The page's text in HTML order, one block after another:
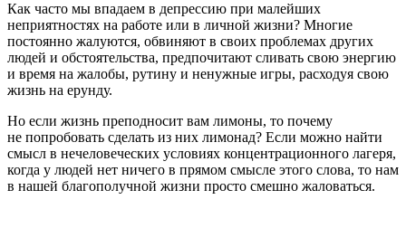
Как часто мы впадаем в депрессию при малейших
неприятностях на работе или в личной жизни? Многие
постоянно жалуются, обвиняют в своих проблемах других
людей и обстоятельства, предпочитают сливать свою энергию
и время на жалобы, рутину и ненужные игры, расходуя свою
жизнь на ерунду.
Но если жизнь преподносит вам лимоны, то почему
не попробовать сделать из них лимонад? Если можно найти
смысл в нечеловеческих условиях концентрационного лагеря,
когда у людей нет ничего в прямом смысле этого слова, то нам
в нашей благополучной жизни просто смешно жаловаться.